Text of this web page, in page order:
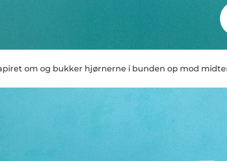
om og bukker hjørnerne i bunden op mod